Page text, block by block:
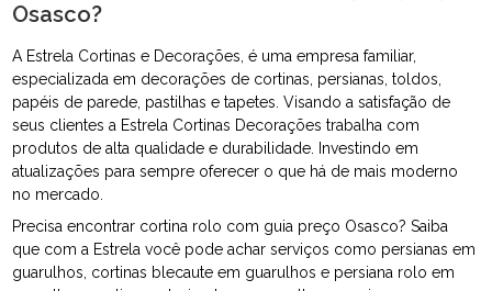
Osasco?
A Estrela Cortinas e Decorações, é uma empresa familiar,
especializada em decorações de cortinas, persianas, toldos,
papéis de parede, pastilhas e tapetes. Visando a satisfação de
seus clientes a Estrela Cortinas Decorações trabalha com
produtos de alta qualidade e durabilidade. Investindo em
atualizações para sempre oferecer o que há de mais moderno
no mercado.
Precisa encontrar cortina rolo com guia preço Osasco? Saiba
que com a Estrela você pode achar serviços como persianas em
guarulhos, cortinas blecaute em guarulhos e persiana rolo em